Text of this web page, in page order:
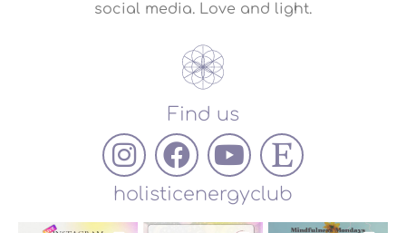
social media. Love and light.
Find us
holisticenergyclub